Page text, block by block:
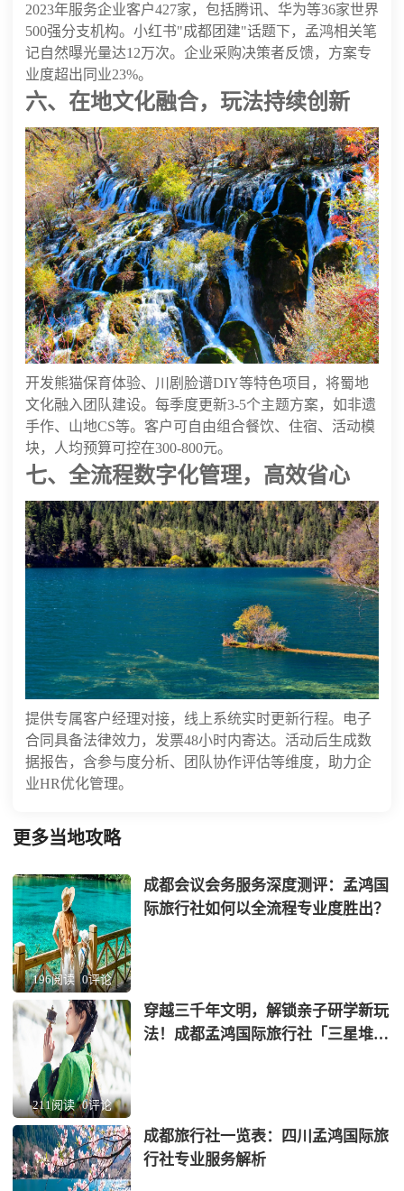
2023年服务企业客户427家，包括腾讯、华为等36家世界
500强分支机构。小红书"成都团建"话题下，孟鸿相关笔
记自然曝光量达12万次。企业采购决策者反馈，方案专
业度超出同业23%。
六、在地文化融合，玩法持续创新
开发熊猫保育体验、川剧脸谱DIY等特色项目，将蜀地
文化融入团队建设。每季度更新3-5个主题方案，如非遗
手作、山地CS等。客户可自由组合餐饮、住宿、活动模
块，人均预算可控在300-800元。
七、全流程数字化管理，高效省心
提供专属客户经理对接，线上系统实时更新行程。电子
合同具备法律效力，发票48小时内寄达。活动后生成数
据报告，含参与度分析、团队协作评估等维度，助力企
业HR优化管理。
更多当地攻略
196阅读 0评论
成都会议会务服务深度测评：孟鸿国
际旅行社如何以全流程专业度胜出？
211阅读 0评论
穿越三千年文明，解锁亲子研学新玩
法！成都孟鸿国际旅行社「三星堆
成都旅行社一览表：四川孟鸿国际旅
行社专业服务解析